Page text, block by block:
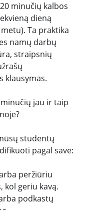
minučių kalbos
dieną
Ta praktika
namų darbų
straipsnių
klausymas.
jau ir taip
studentų
pagal save:
peržiūriu
kol geriu kavą.